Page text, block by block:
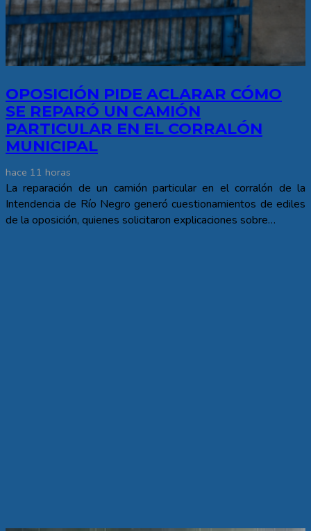
OPOSICIÓN PIDE ACLARAR CÓMO
SE REPARÓ UN CAMIÓN
PARTICULAR EN EL CORRALÓN
MUNICIPAL
hace 11 horas
La reparación de un camión particular en el corralón de la
Intendencia de Río Negro generó cuestionamientos de ediles
de la oposición, quienes solicitaron explicaciones sobre…